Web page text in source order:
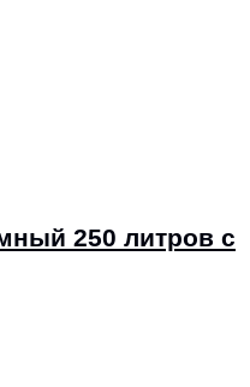
250 литров с